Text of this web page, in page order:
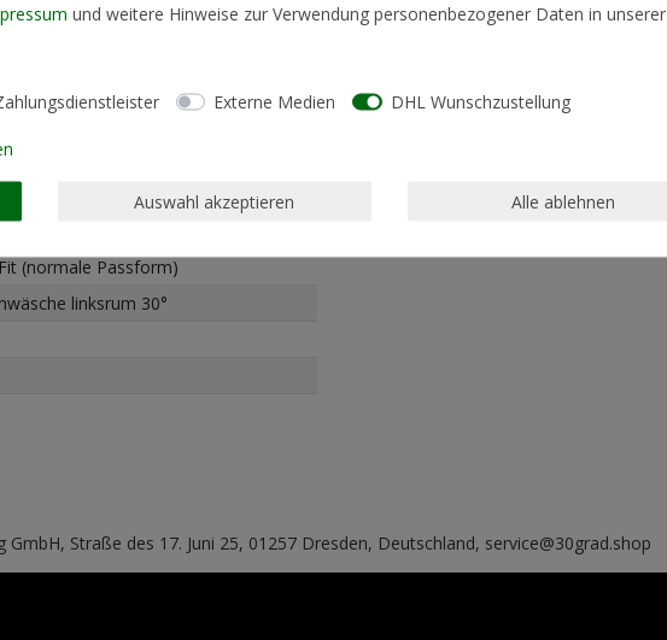
(normale Passform)
linksrum 30°
GmbH, Straße des 17. Juni 25, 01257 Dresden, Deutschland, service@30grad.shop
und weitere Hinweise zur Verwendung personenbezogener Daten in unserer
Externe Medien DHL Wunschzustellung
Auswahl akzeptieren Alle ablehnen